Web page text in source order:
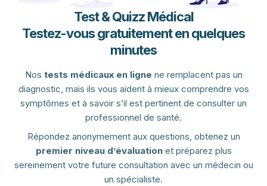
Test & Quizz Médical
Testez-vous gratuitement en quelques
minutes
Nos tests médicaux en ligne ne remplacent pas un
diagnostic, mais ils vous aident à mieux comprendre vos
symptômes et à savoir s’il est pertinent de consulter un
professionnel de santé.
Répondez anonymement aux questions, obtenez un
premier niveau d’évaluationet préparez plus
sereinement votre future consultation avec un médecin ou
un spécialiste.